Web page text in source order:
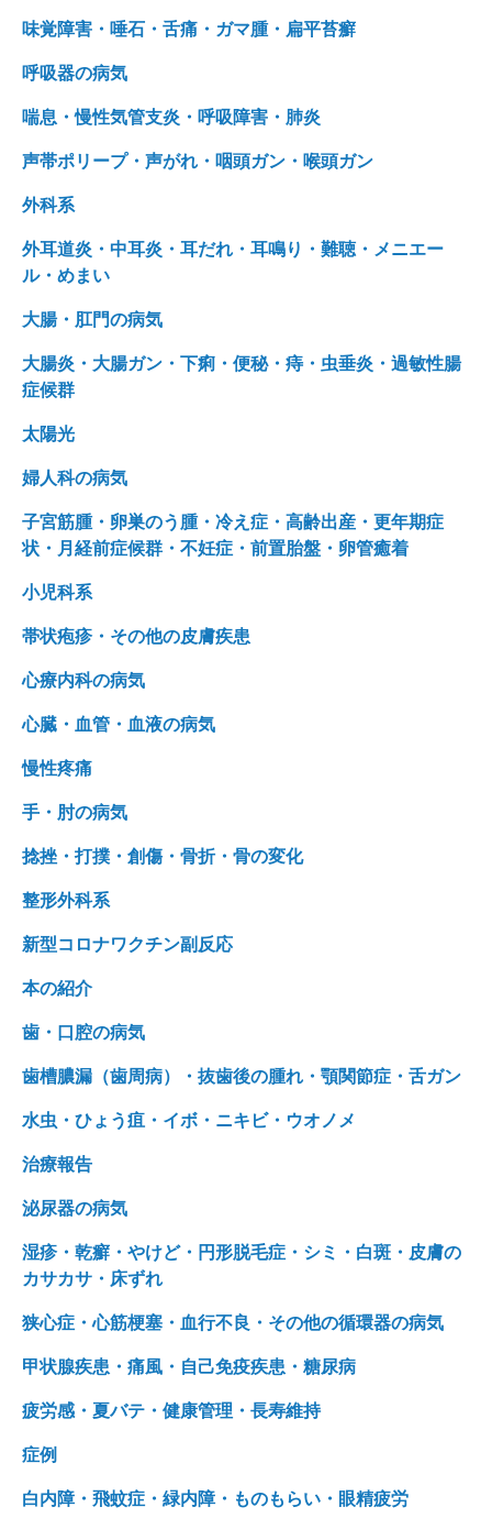
味覚障害・唾石・舌痛・ガマ腫・扁平苔癬
呼吸器の病気
喘息・慢性気管支炎・呼吸障害・肺炎
声帯ポリープ・声がれ・咽頭ガン・喉頭ガン
外科系
外耳道炎・中耳炎・耳だれ・耳鳴り・難聴・メニエー
ル・めまい
大腸・肛門の病気
大腸炎・大腸ガン・下痢・便秘・痔・虫垂炎・過敏性腸
症候群
太陽光
婦人科の病気
子宮筋腫・卵巣のう腫・冷え症・高齢出産・更年期症
状・月経前症候群・不妊症・前置胎盤・卵管癒着
小児科系
帯状疱疹・その他の皮膚疾患
心療内科の病気
心臓・血管・血液の病気
慢性疼痛
手・肘の病気
捻挫・打撲・創傷・骨折・骨の変化
整形外科系
新型コロナワクチン副反応
本の紹介
歯・口腔の病気
歯槽膿漏（歯周病）・抜歯後の腫れ・顎関節症・舌ガン
水虫・ひょう疽・イボ・ニキビ・ウオノメ
治療報告
泌尿器の病気
湿疹・乾癬・やけど・円形脱毛症・シミ・白斑・皮膚の
カサカサ・床ずれ
狭心症・心筋梗塞・血行不良・その他の循環器の病気
甲状腺疾患・痛風・自己免疫疾患・糖尿病
疲労感・夏バテ・健康管理・長寿維持
症例
白内障・飛蚊症・緑内障・ものもらい・眼精疲労